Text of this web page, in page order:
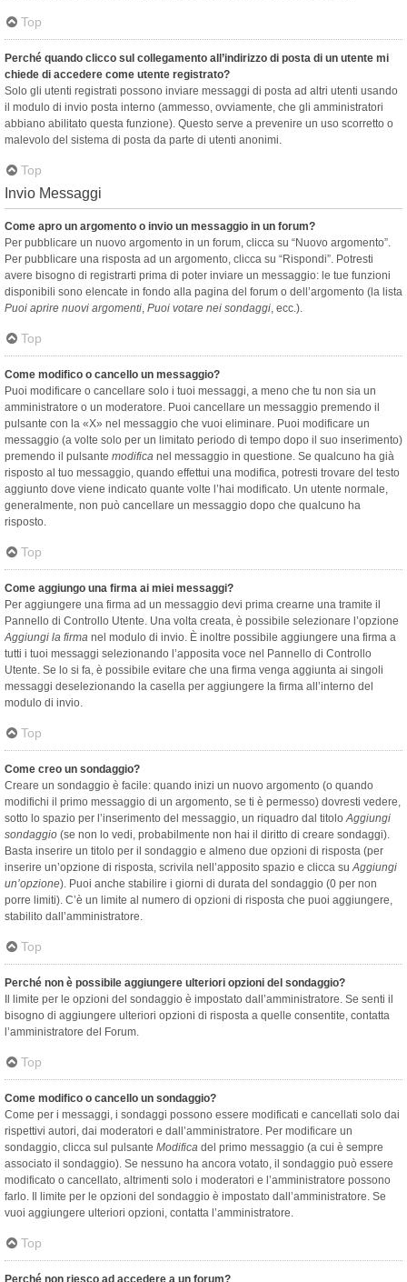
Top
Perché quando clicco sul collegamento all’indirizzo di posta di un utente mi
chiede di accedere come utente registrato?
Solo gli utenti registrati possono inviare messaggi di posta ad altri utenti usando
il modulo di invio posta interno (ammesso, ovviamente, che gli amministratori
abbiano abilitato questa funzione). Questo serve a prevenire un uso scorretto o
malevolo del sistema di posta da parte di utenti anonimi.
Top
Invio Messaggi
Come apro un argomento o invio un messaggio in un forum?
Per pubblicare un nuovo argomento in un forum, clicca su “Nuovo argomento”.
Per pubblicare una risposta ad un argomento, clicca su “Rispondi”. Potresti
avere bisogno di registrarti prima di poter inviare un messaggio: le tue funzioni
disponibili sono elencate in fondo alla pagina del forum o dell’argomento (la lista
Puoi aprire nuovi argomenti, Puoi votare nei sondaggi, ecc.).
Top
Come modifico o cancello un messaggio?
Puoi modificare o cancellare solo i tuoi messaggi, a meno che tu non sia un
amministratore o un moderatore. Puoi cancellare un messaggio premendo il
pulsante con la «X» nel messaggio che vuoi eliminare. Puoi modificare un
messaggio (a volte solo per un limitato periodo di tempo dopo il suo inserimento)
premendo il pulsante modifica nel messaggio in questione. Se qualcuno ha già
risposto al tuo messaggio, quando effettui una modifica, potresti trovare del testo
aggiunto dove viene indicato quante volte l’hai modificato. Un utente normale,
generalmente, non può cancellare un messaggio dopo che qualcuno ha
risposto.
Top
Come aggiungo una firma ai miei messaggi?
Per aggiungere una firma ad un messaggio devi prima crearne una tramite il
Pannello di Controllo Utente. Una volta creata, è possibile selezionare l’opzione
Aggiungi la firma nel modulo di invio. È inoltre possibile aggiungere una firma a
tutti i tuoi messaggi selezionando l’apposita voce nel Pannello di Controllo
Utente. Se lo si fa, è possibile evitare che una firma venga aggiunta ai singoli
messaggi deselezionando la casella per aggiungere la firma all’interno del
modulo di invio.
Top
Come creo un sondaggio?
Creare un sondaggio è facile: quando inizi un nuovo argomento (o quando
modifichi il primo messaggio di un argomento, se ti è permesso) dovresti vedere,
sotto lo spazio per l’inserimento del messaggio, un riquadro dal titoloAggiungi
sondaggio (se non lo vedi, probabilmente non hai il diritto di creare sondaggi).
Basta inserire un titolo per il sondaggio e almeno due opzioni di risposta (per
inserire un’opzione di risposta, scrivila nell’apposito spazio e clicca suAggiungi
un’opzione). Puoi anche stabilire i giorni di durata del sondaggio (0 per non
porre limiti). C’è un limite al numero di opzioni di risposta che puoi aggiungere,
stabilito dall’amministratore.
Top
Perché non è possibile aggiungere ulteriori opzioni del sondaggio?
Il limite per le opzioni del sondaggio è impostato dall’amministratore. Se senti il
bisogno di aggiungere ulteriori opzioni di risposta a quelle consentite, contatta
l’amministratore del Forum.
Top
Come modifico o cancello un sondaggio?
Come per i messaggi, i sondaggi possono essere modificati e cancellati solo dai
rispettivi autori, dai moderatori e dall’amministratore. Per modificare un
sondaggio, clicca sul pulsante Modifica del primo messaggio (a cui è sempre
associato il sondaggio). Se nessuno ha ancora votato, il sondaggio può essere
modificato o cancellato, altrimenti solo i moderatori e l’amministratore possono
farlo. Il limite per le opzioni del sondaggio è impostato dall’amministratore. Se
vuoi aggiungere ulteriori opzioni, contatta l’amministratore.
Top
Perché non riesco ad accedere a un forum?